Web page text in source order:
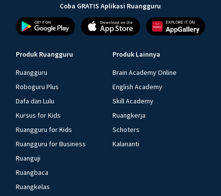
Coba GRATIS Aplikasi Ruangguru
Produk Ruangguru
Ruangguru
Roboguru Plus
Dafa dan Lulu
Kursus for Kids
Ruangguru for Kids
Ruangguru for Business
Ruanguji
Ruangbaca
Ruangkelas
Produk Lainnya
Brain Academy Online
English Academy
Skill Academy
Ruangkerja
Schoters
Kalananti